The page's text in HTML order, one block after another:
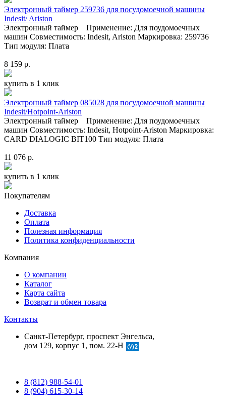
Электронный таймер 259736 для посудомоечной машины
Indesit/ Ariston
Электронный таймер Применение: Для поудомоечных
машин Совместимость: Indesit, Ariston Маркировка: 259736
Тип модуля: Плата
8 159 р.
купить в 1 клик
Электронный таймер 085028 для посудомоечной машины
Indesit/Hotpoint-Ariston
Электронный таймер Применение: Для поудомоечных
машин Совместимость: Indesit, Hotpoint-Ariston Маркировка:
CARD DIALOGIC BIT100 Тип модуля: Плата
11 076 р.
купить в 1 клик
Покупателям
Доставка
Оплата
Полезная информация
Политика конфиденциальности
Компания
О компании
Каталог
Карта сайта
Возврат и обмен товара
Контакты
Санкт-Петербург, проспект Энгельса,
дом 129, корпус 1, пом. 22-Н
8 (812) 988-54-01
8 (904) 615-30-14